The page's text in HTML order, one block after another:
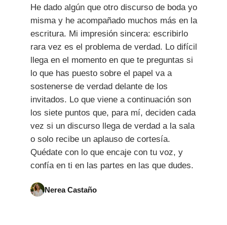
He dado algún que otro discurso de boda yo
misma y he acompañado muchos más en la
escritura. Mi impresión sincera: escribirlo
rara vez es el problema de verdad. Lo difícil
llega en el momento en que te preguntas si
lo que has puesto sobre el papel va a
sostenerse de verdad delante de los
invitados. Lo que viene a continuación son
los siete puntos que, para mí, deciden cada
vez si un discurso llega de verdad a la sala
o solo recibe un aplauso de cortesía.
Quédate con lo que encaje con tu voz, y
confía en ti en las partes en las que dudes.
Nerea Castaño